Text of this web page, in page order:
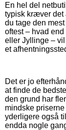
En hel del
typisk kræver det
du tage den
oftest – hvad
eller Jyllinge –
et
Det er jo
at finde de
den grund har
mindske
yderligere også
endda nogle